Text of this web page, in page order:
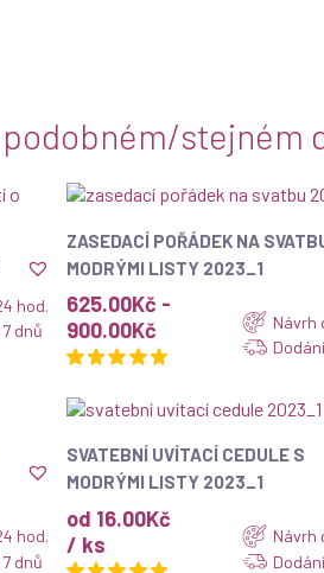
stejném
hod.
dnů
ZOBRAZIT
ZASEDACÍ POŘÁDEK NA
MODRÝMI LISTY 2023_1
625.00Kč -
900.00Kč
Návrh
hod.
dnů
ZOBRAZIT
SVATEBNÍ UVÍTACÍ CEDULE S
MODRÝMI LISTY 2023_1
od 16.00Kč
/ ks
Návrh